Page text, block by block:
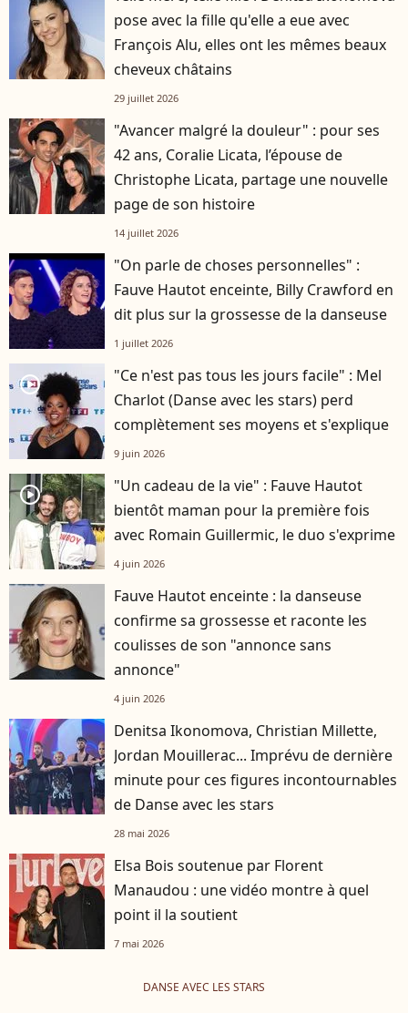
pose avec la fille qu'elle a eue avec
François Alu, elles ont les mêmes beaux
cheveux châtains
29 juillet 2026
"Avancer malgré la douleur" : pour ses
42 ans, Coralie Licata, l’épouse de
Christophe Licata, partage une nouvelle
page de son histoire
14 juillet 2026
"On parle de choses personnelles" :
Fauve Hautot enceinte, Billy Crawford en
dit plus sur la grossesse de la danseuse
1 juillet 2026
player2
"Ce n'est pas tous les jours facile" : Mel
Charlot (Danse avec les stars) perd
complètement ses moyens et s'explique
9 juin 2026
player2
"Un cadeau de la vie" : Fauve Hautot
bientôt maman pour la première fois
avec Romain Guillermic, le duo s'exprime
4 juin 2026
Fauve Hautot enceinte : la danseuse
confirme sa grossesse et raconte les
coulisses de son "annonce sans
annonce"
4 juin 2026
Denitsa Ikonomova, Christian Millette,
Jordan Mouillerac... Imprévu de dernière
minute pour ces figures incontournables
de Danse avec les stars
28 mai 2026
Elsa Bois soutenue par Florent
Manaudou : une vidéo montre à quel
point il la soutient
7 mai 2026
DANSE AVEC LES STARS